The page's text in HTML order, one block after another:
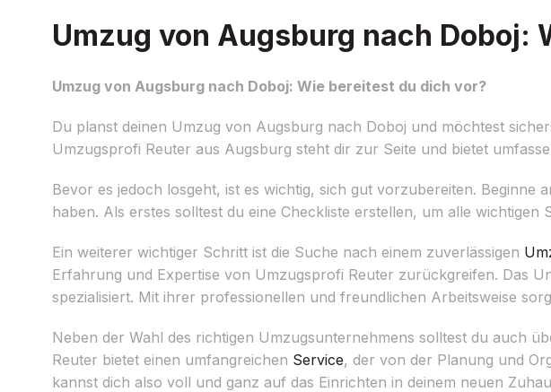
Umzug von Augsburg nach Doboj:
Umzug von Augsburg nach Doboj: Wie bereitest du dich vor?
Du planst deinen Umzug von Augsburg nach Doboj und möchtest
Umzugsprofi Reuter aus Augsburg steht dir zur Seite und bietet
Bevor es jedoch losgeht, ist es wichtig, sich gut vorzubereiten.
haben. Als erstes solltest du eine Checkliste erstellen, um alle wichtigen
Ein weiterer wichtiger Schritt ist die Suche nach einem zuverlässigen
Erfahrung und Expertise von Umzugsprofi Reuter zurückgreifen. Das
spezialisiert. Mit ihrer professionellen und freundlichen Arbeitsweise
Neben der Wahl des richtigen Umzugsunternehmens solltest du auch
Reuter bietet einen umfangreichen Service, der von der Planung und
kannst dich also voll und ganz auf das Einrichten in deinem neuen